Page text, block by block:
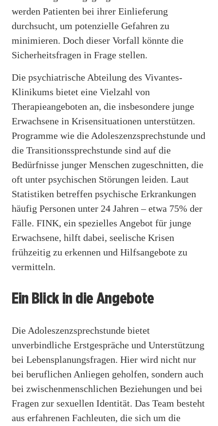
werden Patienten bei ihrer Einlieferung
durchsucht, um potenzielle Gefahren zu
minimieren. Doch dieser Vorfall könnte die
Sicherheitsfragen in Frage stellen.
Die psychiatrische Abteilung des Vivantes-
Klinikums bietet eine Vielzahl von
Therapieangeboten an, die insbesondere junge
Erwachsene in Krisensituationen unterstützen.
Programme wie die Adoleszenzsprechstunde und
die Transitionssprechstunde sind auf die
Bedürfnisse junger Menschen zugeschnitten, die
oft unter psychischen Störungen leiden. Laut
Statistiken betreffen psychische Erkrankungen
häufig Personen unter 24 Jahren – etwa 75% der
Fälle. FINK, ein spezielles Angebot für junge
Erwachsene, hilft dabei, seelische Krisen
frühzeitig zu erkennen und Hilfsangebote zu
vermitteln.
Ein Blick in die Angebote
Die Adoleszenzsprechstunde bietet
unverbindliche Erstgespräche und Unterstützung
bei Lebensplanungsfragen. Hier wird nicht nur
bei beruflichen Anliegen geholfen, sondern auch
bei zwischenmenschlichen Beziehungen und bei
Fragen zur sexuellen Identität. Das Team besteht
aus erfahrenen Fachleuten, die sich um die